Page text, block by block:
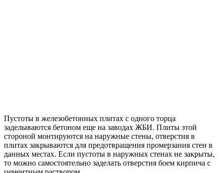
Пустоты в железобетонных плитах с одного торца
заделываются бетоном еще на заводах ЖБИ. Плиты этой
стороной монтируются на наружные стены, отверстия в
плитах закрываются для предотвращения промерзания стен в
данных местах. Если пустоты в наружных стенах не закрыты,
то можно самостоятельно заделать отверстия боем кирпича с